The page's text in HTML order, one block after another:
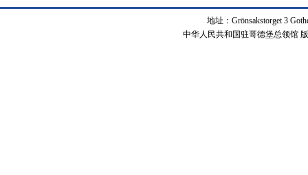
地址：Grönsakstorget 3
中华人民共和国驻哥德堡总领馆